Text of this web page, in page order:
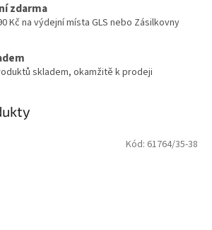
zdarma
Kč na výdejní místa GLS nebo Zásilkovny
skladem, okamžitě k prodeji
Kód: 61764/35-38